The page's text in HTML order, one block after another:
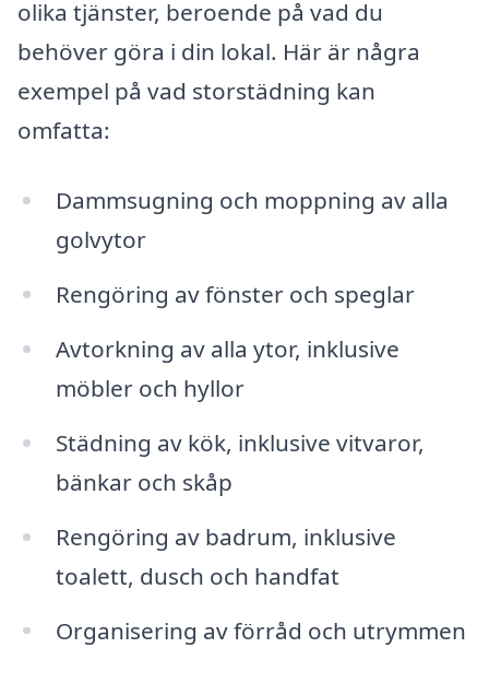
olika tjänster, beroende på vad du
behöver göra i din lokal. Här är några
exempel på vad storstädning kan
omfatta:
Dammsugning och moppning av alla
golvytor
Rengöring av fönster och speglar
Avtorkning av alla ytor, inklusive
möbler och hyllor
Städning av kök, inklusive vitvaror,
bänkar och skåp
Rengöring av badrum, inklusive
toalett, dusch och handfat
Organisering av förråd och utrymmen